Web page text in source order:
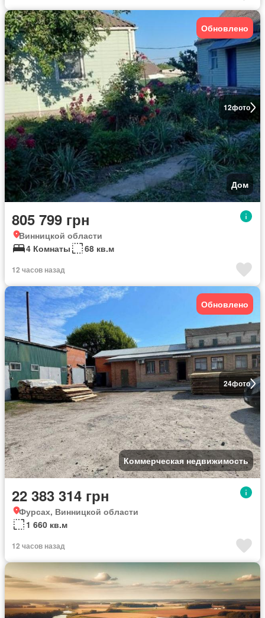
12фото
Обновлено
Дом
805 799 грн
Винницкой области
4 Комнаты
68 кв.м
12 часов назад
24фото
Обновлено
Коммерческая недвижимость
22 383 314 грн
Фурсах, Винницкой области
1 660 кв.м
12 часов назад